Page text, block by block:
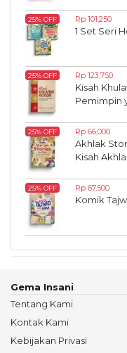
25% OFF Rp 101,250
1 Set Seri
25% OFF Rp 123,750
Kisah
Pemimpin
25% OFF Rp 66,000
Akhlak
Kisah
25% OFF Rp 67,500
Komik
Gema Insani
Tentang Kami
Kontak Kami
Kebijakan Privasi